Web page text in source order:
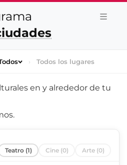
› Todos los lugares
en y alrededor de tu
Teatro (1) Cine (0) Arte (0)